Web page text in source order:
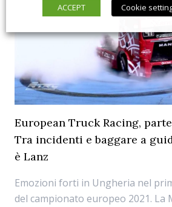
European Truck Racing,
Tra incidenti e baggare a
è Lanz
Emozioni forti in Ungheria nel
del campionato europeo 2021. La
ACCEPT
Cookie